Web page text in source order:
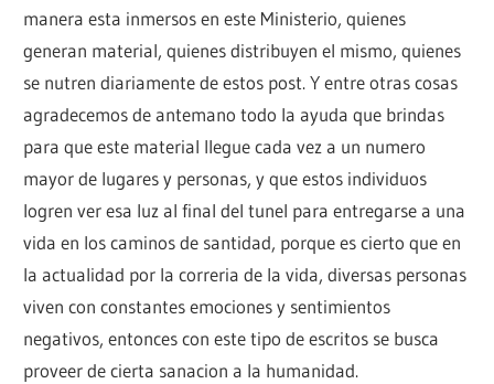
manera esta inmersos en este Ministerio, quienes
generan material, quienes distribuyen el mismo, quienes
se nutren diariamente de estos post. Y entre otras cosas
agradecemos de antemano todo la ayuda que brindas
para que este material llegue cada vez a un numero
mayor de lugares y personas, y que estos individuos
logren ver esa luz al final del tunel para entregarse a una
vida en los caminos de santidad, porque es cierto que en
la actualidad por la correria de la vida, diversas personas
viven con constantes emociones y sentimientos
negativos, entonces con este tipo de escritos se busca
proveer de cierta sanacion a la humanidad.